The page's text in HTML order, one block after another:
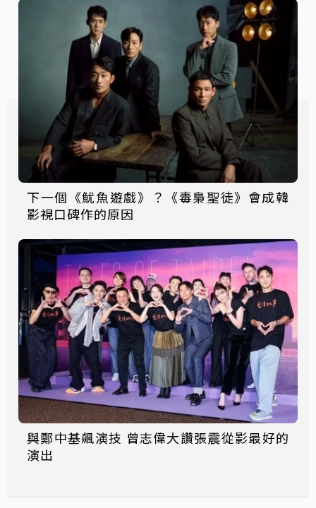
下一個《魷魚遊戲》？《毒梟聖徒》會成韓
影視口碑作的原因
與鄭中基飆演技 曾志偉大讚張震從影最好的
演出